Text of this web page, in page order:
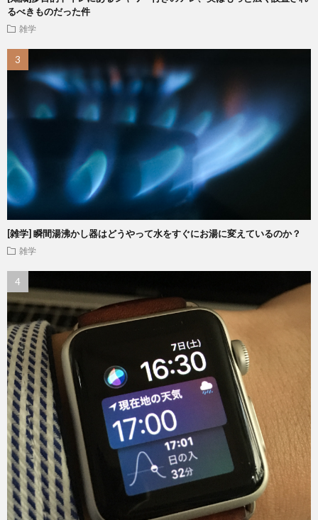
るべきものだった件
雑学
[雑学] 瞬間湯沸かし器はどうやって水をすぐにお湯に変えているのか？
雑学